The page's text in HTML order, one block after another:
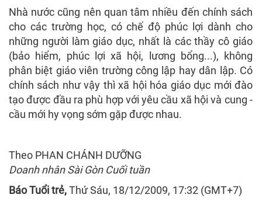
Nhà nước cũng nên quan tâm nhiều đến chính sách
cho các trường học, có chế độ phúc lợi dành cho
những người làm giáo dục, nhất là các thầy cô giáo
(bảo hiểm, phúc lợi xã hội, lương bổng...), không
phân biệt giáo viên trường công lập hay dân lập. Có
chính sách như vậy thì xã hội hóa giáo dục mới đào
tạo được đầu ra phù hợp với yêu cầu xã hội và cung -
cầu mới hy vọng sớm gặp được nhau.
Theo PHAN CHÁNH DƯỠNG
Doanh nhân Sài Gòn Cuối tuần
Báo Tuổi trẻ,Thứ Sáu, 18/12/2009, 17:32 (GMT+7)